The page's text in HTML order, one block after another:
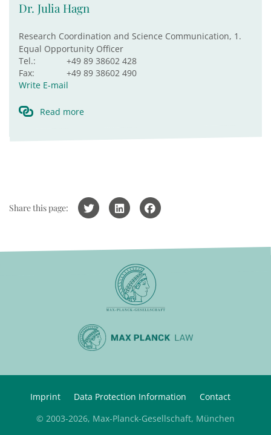
Dr. Julia Hagn
Research Coordination and Science Communication, 1.
Equal Opportunity Officer
Tel.:
+49 89 38602 428
Fax:
+49 89 38602 490
Write E-mail
Read more
Share this page:
Imprint Data Protection Information
Contact
© 2003-2026, Max-Planck-Gesellschaft, München